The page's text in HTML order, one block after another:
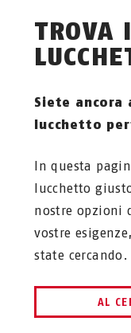
TROVA
Siete ancora
lucchetto
In questa
lucchetto
nostre opzioni
vostre
state cercando.
AL